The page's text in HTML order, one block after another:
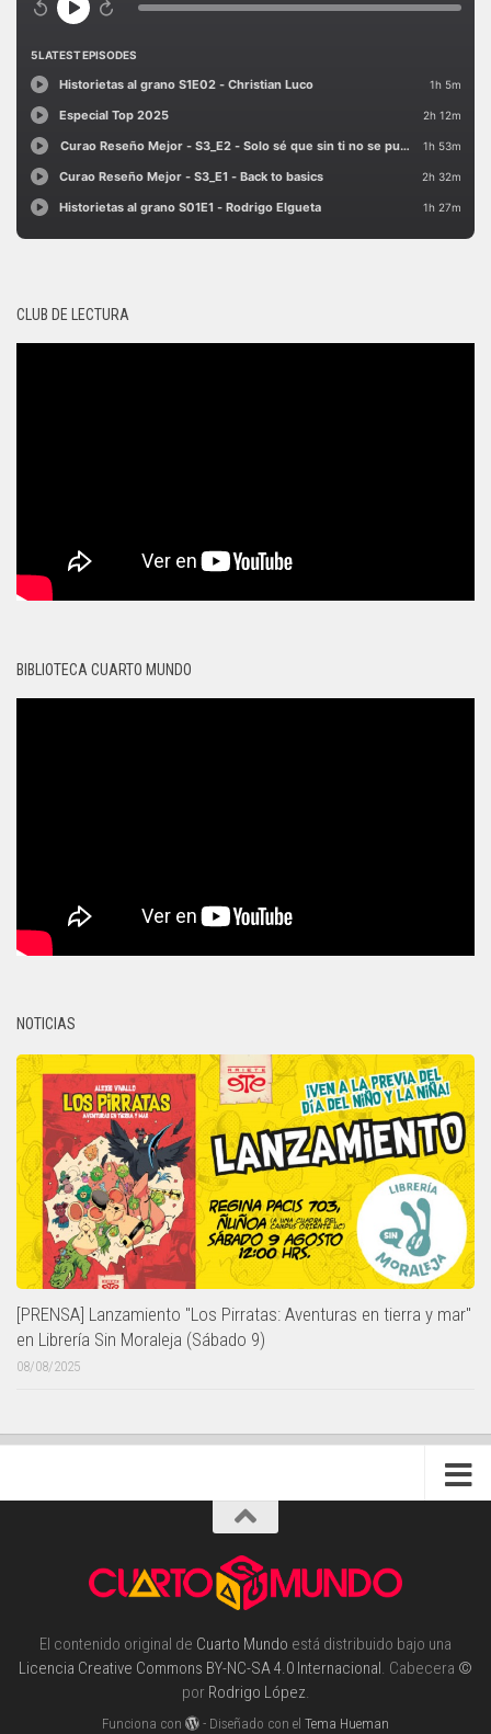
CLUB DE LECTURA
BIBLIOTECA CUARTO MUNDO
NOTICIAS
[PRENSA] Lanzamiento "Los Pirratas: Aventuras en tierra y mar"
en Librería Sin Moraleja (Sábado 9)
08/08/2025
El contenido original de Cuarto Mundo está distribuido bajo una
Licencia Creative Commons BY-NC-SA 4.0 Internacional. Cabecera ©
por Rodrigo López.
Funciona con - Diseñado con elTema Hueman